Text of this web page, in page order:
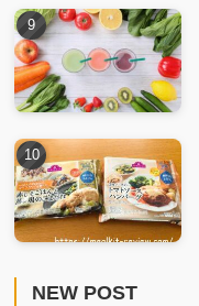
NEW POST